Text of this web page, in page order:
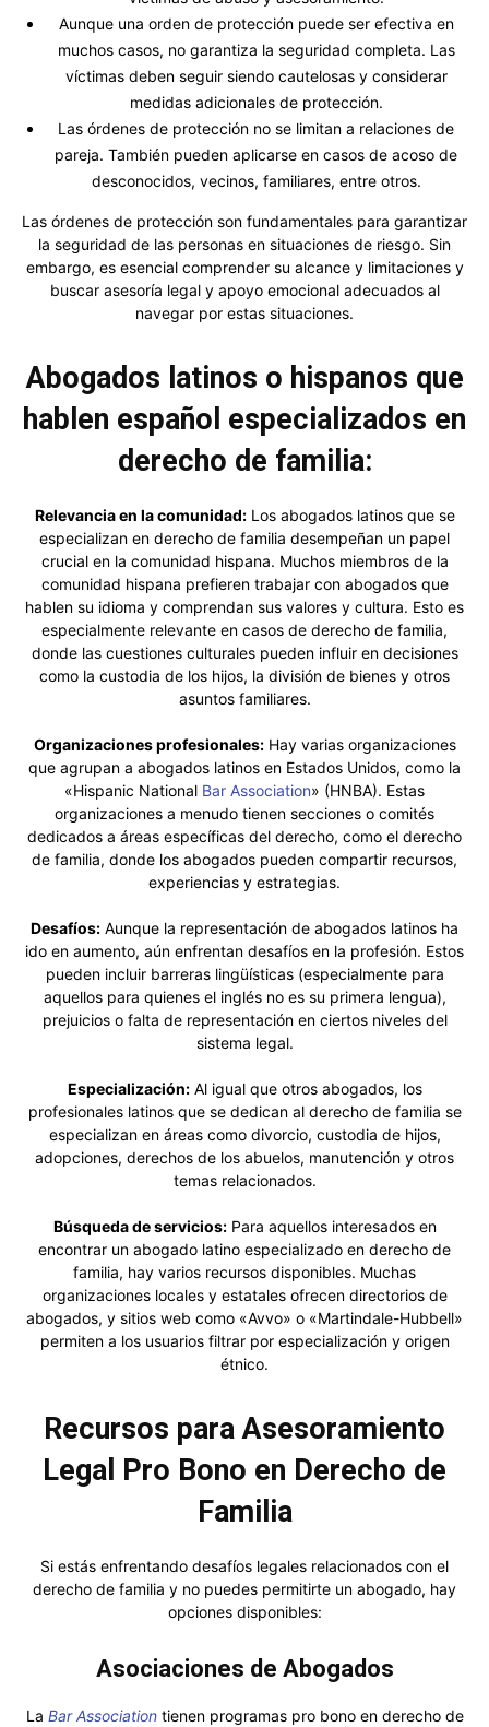
Aunque una orden de protección puede ser efectiva en
muchos casos, no garantiza la seguridad completa. Las
víctimas deben seguir siendo cautelosas y considerar
medidas adicionales de protección.
Las órdenes de protección no se limitan a relaciones de
pareja. También pueden aplicarse en casos de acoso de
desconocidos, vecinos, familiares, entre otros.
Las órdenes de protección son fundamentales para garantizar
la seguridad de las personas en situaciones de riesgo. Sin
embargo, es esencial comprender su alcance y limitaciones y
buscar asesoría legal y apoyo emocional adecuados al
navegar por estas situaciones.
Abogados latinos o hispanos que
hablen español especializados en
derecho de familia:
Relevancia en la comunidad:Los abogados latinos que se
especializan en derecho de familia desempeñan un papel
crucial en la comunidad hispana. Muchos miembros de la
comunidad hispana prefieren trabajar con abogados que
hablen su idioma y comprendan sus valores y cultura. Esto es
especialmente relevante en casos de derecho de familia,
donde las cuestiones culturales pueden influir en decisiones
como la custodia de los hijos, la división de bienes y otros
asuntos familiares.
Organizaciones profesionales:Hay varias organizaciones
que agrupan a abogados latinos en Estados Unidos, como la
«Hispanic National Bar Association» (HNBA). Estas
organizaciones a menudo tienen secciones o comités
dedicados a áreas específicas del derecho, como el derecho
de familia, donde los abogados pueden compartir recursos,
experiencias y estrategias.
Desafíos: Aunque la representación de abogados latinos ha
ido en aumento, aún enfrentan desafíos en la profesión. Estos
pueden incluir barreras lingüísticas (especialmente para
aquellos para quienes el inglés no es su primera lengua),
prejuicios o falta de representación en ciertos niveles del
sistema legal.
Especialización:Al igual que otros abogados, los
profesionales latinos que se dedican al derecho de familia se
especializan en áreas como divorcio, custodia de hijos,
adopciones, derechos de los abuelos, manutención y otros
temas relacionados.
Búsqueda de servicios:Para aquellos interesados en
encontrar un abogado latino especializado en derecho de
familia, hay varios recursos disponibles. Muchas
organizaciones locales y estatales ofrecen directorios de
abogados, y sitios web como «Avvo» o «Martindale-Hubbell»
permiten a los usuarios filtrar por especialización y origen
étnico.
Recursos para Asesoramiento
Legal Pro Bono en Derecho de
Familia
Si estás enfrentando desafíos legales relacionados con el
derecho de familia y no puedes permitirte un abogado, hay
opciones disponibles:
Asociaciones de Abogados
La Bar Associationtienen programas pro bono en derecho de